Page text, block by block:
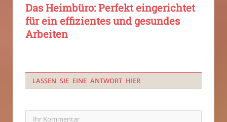
Das Heimbüro: Perfekt eingerichtet
für ein effizientes und gesundes
Arbeiten
LASSEN SIE EINE ANTWORT HIER